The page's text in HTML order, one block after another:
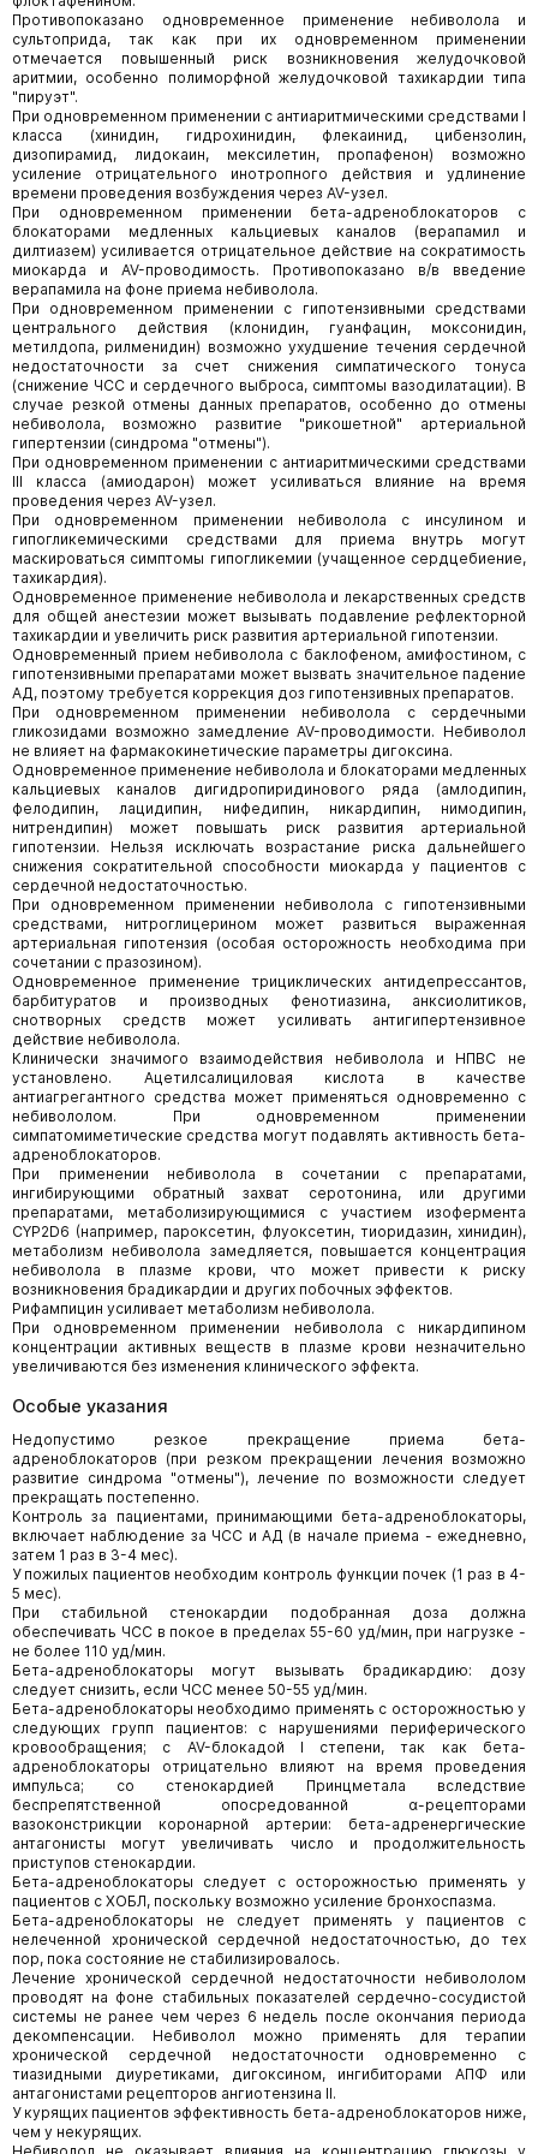
Противопоказано одновременное применение небиволола и
сультоприда, так как при их одновременном применении
отмечается повышенный риск возникновения желудочковой
аритмии, особенно полиморфной желудочковой тахикардии типа
"пируэт".
При одновременном применении с антиаритмическими средствами I
класса (хинидин, гидрохинидин, флекаинид, цибензолин,
дизопирамид, лидокаин, мексилетин, пропафенон) возможно
усиление отрицательного инотропного действия и удлинение
времени проведения возбуждения через AV-узел.
При одновременном применении бета-адреноблокаторов с
блокаторами медленных кальциевых каналов (верапамил и
дилтиазем) усиливается отрицательное действие на сократимость
миокарда и AV-проводимость. Противопоказано в/в введение
верапамила на фоне приема небиволола.
При одновременном применении с гипотензивными средствами
центрального действия (клонидин, гуанфацин, моксонидин,
метилдопа, рилменидин) возможно ухудшение течения сердечной
недостаточности за счет снижения симпатического тонуса
(снижение ЧСС и сердечного выброса, симптомы вазодилатации). В
случае резкой отмены данных препаратов, особенно до отмены
небиволола, возможно развитие "рикошетной" артериальной
гипертензии (синдрома "отмены").
При одновременном применении с антиаритмическими средствами
III класса (амиодарон) может усиливаться влияние на время
проведения через AV-узел.
При одновременном применении небиволола с инсулином и
гипогликемическими средствами для приема внутрь могут
маскироваться симптомы гипогликемии (учащенное сердцебиение,
тахикардия).
Одновременное применение небиволола и лекарственных средств
для общей анестезии может вызывать подавление рефлекторной
тахикардии и увеличить риск развития артериальной гипотензии.
Одновременный прием небиволола с баклофеном, амифостином, с
гипотензивными препаратами может вызвать значительное падение
АД, поэтому требуется коррекция доз гипотензивных препаратов.
При одновременном применении небиволола с сердечными
гликозидами возможно замедление AV-проводимости. Небиволол
не влияет на фармакокинетические параметры дигоксина.
Одновременное применение небиволола и блокаторами медленных
кальциевых каналов дигидропиридинового ряда (амлодипин,
фелодипин, лацидипин, нифедипин, никардипин, нимодипин,
нитрендипин) может повышать риск развития артериальной
гипотензии. Нельзя исключать возрастание риска дальнейшего
снижения сократительной способности миокарда у пациентов с
сердечной недостаточностью.
При одновременном применении небиволола с гипотензивными
средствами, нитроглицерином может развиться выраженная
артериальная гипотензия (особая осторожность необходима при
сочетании с празозином).
Одновременное применение трициклических антидепрессантов,
барбитуратов и производных фенотиазина, анксиолитиков,
снотворных средств может усиливать антигипертензивное
действие небиволола.
Клинически значимого взаимодействия небиволола и НПВС не
установлено. Ацетилсалициловая кислота в качестве
антиагрегантного средства может применяться одновременно с
небивололом. При одновременном применении
симпатомиметические средства могут подавлять активность бета-
адреноблокаторов.
При применении небиволола в сочетании с препаратами,
ингибирующими обратный захват серотонина, или другими
препаратами, метаболизирующимися с участием изофермента
CYP2D6 (например, пароксетин, флуоксетин, тиоридазин, хинидин),
метаболизм небиволола замедляется, повышается концентрация
небиволола в плазме крови, что может привести к риску
возникновения брадикардии и других побочных эффектов.
Рифампицин усиливает метаболизм небиволола.
При одновременном применении небиволола с никардипином
концентрации активных веществ в плазме крови незначительно
увеличиваются без изменения клинического эффекта.
Особые указания
Недопустимо резкое прекращение приема бета-
адреноблокаторов (при резком прекращении лечения возможно
развитие синдрома "отмены"), лечение по возможности следует
прекращать постепенно.
Контроль за пациентами, принимающими бета-адреноблокаторы,
включает наблюдение за ЧСС и АД (в начале приема - ежедневно,
затем 1 раз в 3-4 мес).
У пожилых пациентов необходим контроль функции почек (1 раз в 4-
5 мес).
При стабильной стенокардии подобранная доза должна
обеспечивать ЧСС в покое в пределах 55-60 уд/мин, при нагрузке -
не более 110 уд/мин.
Бета-адреноблокаторы могут вызывать брадикардию: дозу
следует снизить, если ЧСС менее 50-55 уд/мин.
Бета-адреноблокаторы необходимо применять с осторожностью у
следующих групп пациентов: с нарушениями периферического
кровообращения; с AV-блокадой I степени, так как бета-
адреноблокаторы отрицательно влияют на время проведения
импульса; со стенокардией Принцметала вследствие
беспрепятственной опосредованной α-рецепторами
вазоконстрикции коронарной артерии: бета-адренергические
антагонисты могут увеличивать число и продолжительность
приступов стенокардии.
Бета-адреноблокаторы следует с осторожностью применять у
пациентов с ХОБЛ, поскольку возможно усиление бронхоспазма.
Бета-адреноблокаторы не следует применять у пациентов с
нелеченной хронической сердечной недостаточностью, до тех
пор, пока состояние не стабилизировалось.
Лечение хронической сердечной недостаточности небивололом
проводят на фоне стабильных показателей сердечно-сосудистой
системы не ранее чем через 6 недель после окончания периода
декомпенсации. Небиволол можно применять для терапии
хронической сердечной недостаточности одновременно с
тиазидными диуретиками, дигоксином, ингибиторами АПФ или
антагонистами рецепторов ангиотензина II.
У курящих пациентов эффективность бета-адреноблокаторов ниже,
чем у некурящих.